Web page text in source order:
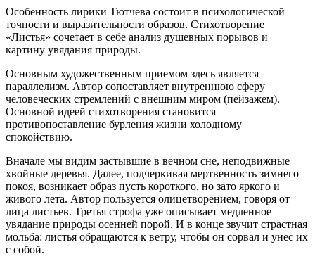
Особенность лирики Тютчева состоит в психологической
точности и выразительности образов. Стихотворение
«Листья» сочетает в себе анализ душевных порывов и
картину увядания природы.
Основным художественным приемом здесь является
параллелизм. Автор сопоставляет внутреннюю сферу
человеческих стремлений с внешним миром (пейзажем).
Основной идеей стихотворения становится
противопоставление бурления жизни холодному
спокойствию.
Вначале мы видим застывшие в вечном сне, неподвижные
хвойные деревья. Далее, подчеркивая мертвенность зимнего
покоя, возникает образ пусть короткого, но зато яркого и
живого лета. Автор пользуется олицетворением, говоря от
лица листьев. Третья строфа уже описывает медленное
увядание природы осенней порой. И в конце звучит страстная
мольба: листья обращаются к ветру, чтобы он сорвал и унес их
с собой.